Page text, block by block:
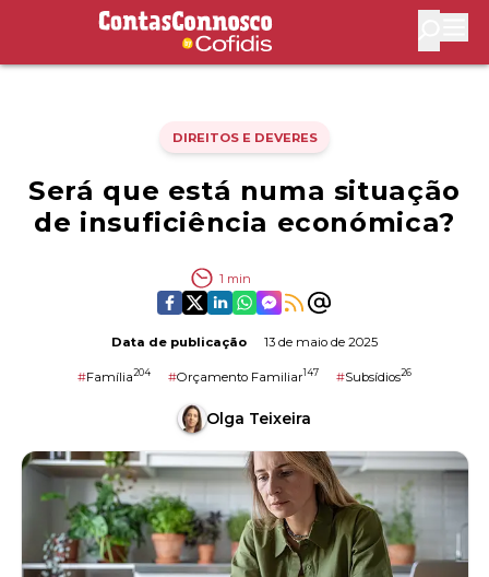
Contas Connosco by Cofidis
DIREITOS E DEVERES
Será que está numa situação
de insuficiência económica?
1 min
Data de publicação 13 de maio de 2025
#Família204 #Orçamento Familiar147 #Subsídios26
Olga Teixeira